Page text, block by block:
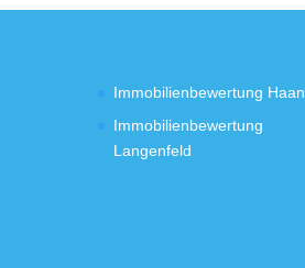
Immobilienbewertung Haan
Immobilienbewertung
Langenfeld